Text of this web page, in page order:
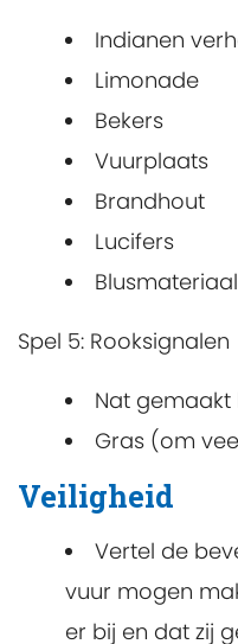
Indianen
Limonade
Bekers
Vuurplaats
Brandhout
Lucifers
Blusmateriaal
Spel 5: Rooksignalen
Nat gemaakt
Gras (om
Veiligheid
Vertel de
vuur mogen
er bij en dat zij